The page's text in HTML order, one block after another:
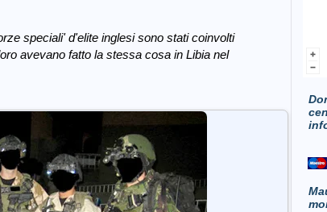
speciali' d'elite inglesi sono stati coinvolti
avevano fatto la stessa cosa in Libia nel